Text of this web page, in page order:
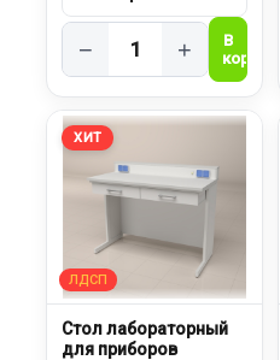
− +
ХИТ
Стол лабораторный
для приборов